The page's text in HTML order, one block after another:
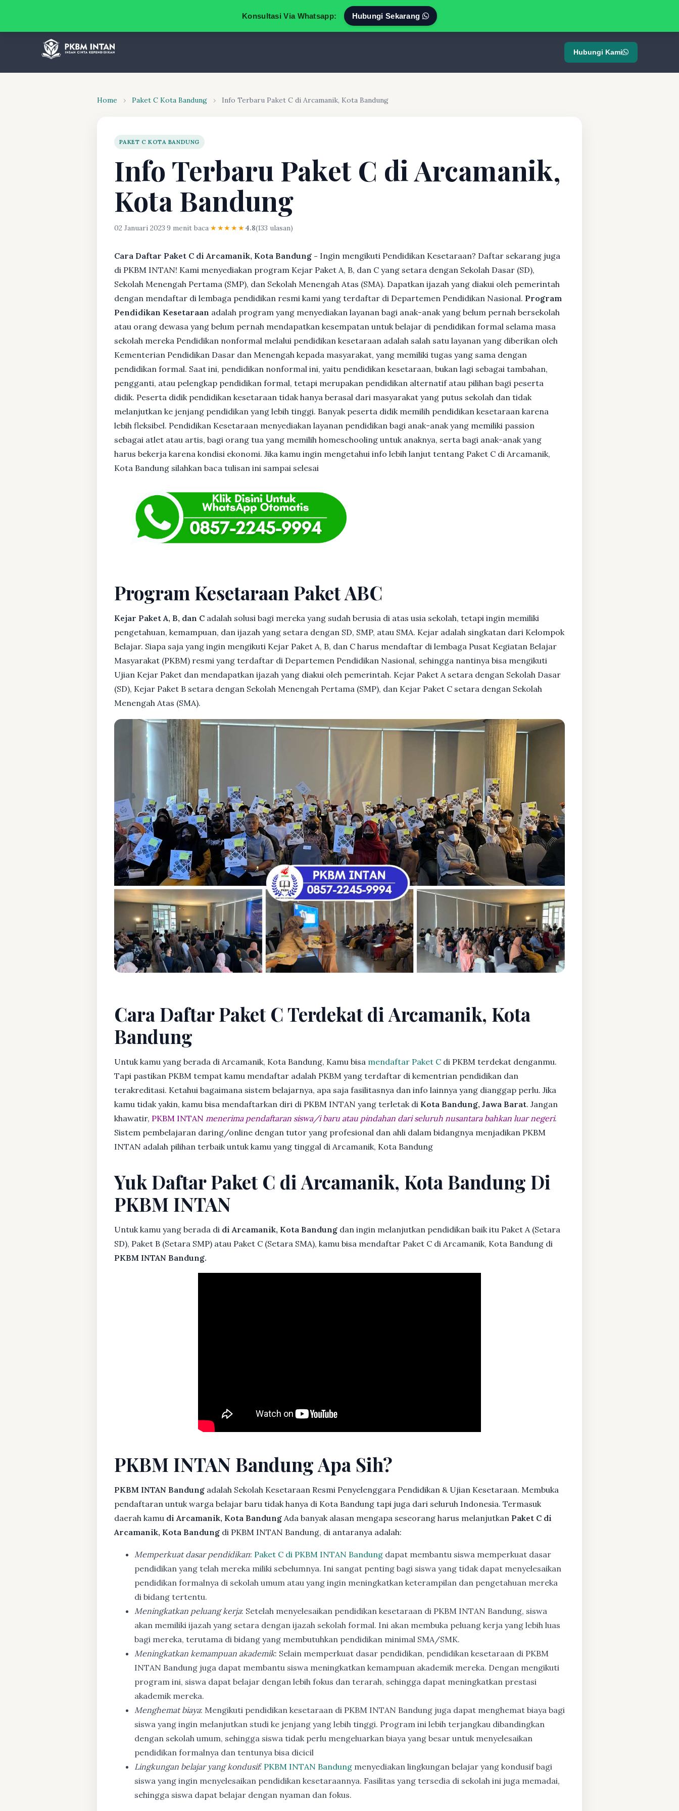
Konsultasi Via Whatsapp: Hubungi Sekarang
Hubungi Kami
Home › Paket C Kota Bandung › Info Terbaru Paket C di Arcamanik, Kota Bandung
PAKET C KOTA BANDUNG
Info Terbaru Paket C di Arcamanik,
Kota Bandung
02 Januari 2023·9 menit baca·★★★★★4.8(133 ulasan)
Cara Daftar Paket C di Arcamanik, Kota Bandung - Ingin mengikuti Pendidikan Kesetaraan? Daftar sekarang juga
di PKBM INTAN! Kami menyediakan program Kejar Paket A, B, dan C yang setara dengan Sekolah Dasar (SD),
Sekolah Menengah Pertama (SMP), dan Sekolah Menengah Atas (SMA). Dapatkan ijazah yang diakui oleh pemerintah
dengan mendaftar di lembaga pendidikan resmi kami yang terdaftar di Departemen Pendidikan Nasional. Program
Pendidikan Kesetaraan adalah program yang menyediakan layanan bagi anak-anak yang belum pernah bersekolah
atau orang dewasa yang belum pernah mendapatkan kesempatan untuk belajar di pendidikan formal selama masa
sekolah mereka Pendidikan nonformal melalui pendidikan kesetaraan adalah salah satu layanan yang diberikan oleh
Kementerian Pendidikan Dasar dan Menengah kepada masyarakat, yang memiliki tugas yang sama dengan
pendidikan formal. Saat ini, pendidikan nonformal ini, yaitu pendidikan kesetaraan, bukan lagi sebagai tambahan,
pengganti, atau pelengkap pendidikan formal, tetapi merupakan pendidikan alternatif atau pilihan bagi peserta
didik. Peserta didik pendidikan kesetaraan tidak hanya berasal dari masyarakat yang putus sekolah dan tidak
melanjutkan ke jenjang pendidikan yang lebih tinggi. Banyak peserta didik memilih pendidikan kesetaraan karena
lebih fleksibel. Pendidikan Kesetaraan menyediakan layanan pendidikan bagi anak-anak yang memiliki passion
sebagai atlet atau artis, bagi orang tua yang memilih homeschooling untuk anaknya, serta bagi anak-anak yang
harus bekerja karena kondisi ekonomi. Jika kamu ingin mengetahui info lebih lanjut tentang Paket C di Arcamanik,
Kota Bandung silahkan baca tulisan ini sampai selesai
Program Kesetaraan Paket ABC
Kejar Paket A, B, dan C adalah solusi bagi mereka yang sudah berusia di atas usia sekolah, tetapi ingin memiliki
pengetahuan, kemampuan, dan ijazah yang setara dengan SD, SMP, atau SMA. Kejar adalah singkatan dari Kelompok
Belajar. Siapa saja yang ingin mengikuti Kejar Paket A, B, dan C harus mendaftar di lembaga Pusat Kegiatan Belajar
Masyarakat (PKBM) resmi yang terdaftar di Departemen Pendidikan Nasional, sehingga nantinya bisa mengikuti
Ujian Kejar Paket dan mendapatkan ijazah yang diakui oleh pemerintah. Kejar Paket A setara dengan Sekolah Dasar
(SD), Kejar Paket B setara dengan Sekolah Menengah Pertama (SMP), dan Kejar Paket C setara dengan Sekolah
Menengah Atas (SMA).
Cara Daftar Paket C Terdekat di Arcamanik, Kota
Bandung
Untuk kamu yang berada di Arcamanik, Kota Bandung, Kamu bisa mendaftar Paket C di PKBM terdekat denganmu.
Tapi pastikan PKBM tempat kamu mendaftar adalah PKBM yang terdaftar di kementrian pendidikan dan
terakreditasi. Ketahui bagaimana sistem belajarnya, apa saja fasilitasnya dan info lainnya yang dianggap perlu. Jika
kamu tidak yakin, kamu bisa mendaftarkan diri di PKBM INTAN yang terletak di Kota Bandung, Jawa Barat. Jangan
khawatir, PKBM INTAN menerima pendaftaran siswa/i baru atau pindahan dari seluruh nusantara bahkan luar negeri.
Sistem pembelajaran daring/online dengan tutor yang profesional dan ahli dalam bidangnya menjadikan PKBM
INTAN adalah pilihan terbaik untuk kamu yang tinggal di Arcamanik, Kota Bandung
Yuk Daftar Paket C di Arcamanik, Kota Bandung Di
PKBM INTAN
Untuk kamu yang berada di di Arcamanik, Kota Bandung dan ingin melanjutkan pendidikan baik itu Paket A (Setara
SD), Paket B (Setara SMP) atau Paket C (Setara SMA), kamu bisa mendaftar Paket C di Arcamanik, Kota Bandung di
PKBM INTAN Bandung.
PKBM INTAN Bandung Apa Sih?
PKBM INTAN Bandung adalah Sekolah Kesetaraan Resmi Penyelenggara Pendidikan & Ujian Kesetaraan. Membuka
pendaftaran untuk warga belajar baru tidak hanya di Kota Bandung tapi juga dari seluruh Indonesia. Termasuk
daerah kamu di Arcamanik, Kota Bandung Ada banyak alasan mengapa seseorang harus melanjutkan Paket C di
Arcamanik, Kota Bandung di PKBM INTAN Bandung, di antaranya adalah:
Memperkuat dasar pendidikan: Paket C di PKBM INTAN Bandung dapat membantu siswa memperkuat dasar
pendidikan yang telah mereka miliki sebelumnya. Ini sangat penting bagi siswa yang tidak dapat menyelesaikan
pendidikan formalnya di sekolah umum atau yang ingin meningkatkan keterampilan dan pengetahuan mereka
di bidang tertentu.
Meningkatkan peluang kerja: Setelah menyelesaikan pendidikan kesetaraan di PKBM INTAN Bandung, siswa
akan memiliki ijazah yang setara dengan ijazah sekolah formal. Ini akan membuka peluang kerja yang lebih luas
bagi mereka, terutama di bidang yang membutuhkan pendidikan minimal SMA/SMK.
Meningkatkan kemampuan akademik: Selain memperkuat dasar pendidikan, pendidikan kesetaraan di PKBM
INTAN Bandung juga dapat membantu siswa meningkatkan kemampuan akademik mereka. Dengan mengikuti
program ini, siswa dapat belajar dengan lebih fokus dan terarah, sehingga dapat meningkatkan prestasi
akademik mereka.
Menghemat biaya: Mengikuti pendidikan kesetaraan di PKBM INTAN Bandung juga dapat menghemat biaya bagi
siswa yang ingin melanjutkan studi ke jenjang yang lebih tinggi. Program ini lebih terjangkau dibandingkan
dengan sekolah umum, sehingga siswa tidak perlu mengeluarkan biaya yang besar untuk menyelesaikan
pendidikan formalnya dan tentunya bisa dicicil
Lingkungan belajar yang kondusif: PKBM INTAN Bandung menyediakan lingkungan belajar yang kondusif bagi
siswa yang ingin menyelesaikan pendidikan kesetaraannya. Fasilitas yang tersedia di sekolah ini juga memadai,
sehingga siswa dapat belajar dengan nyaman dan fokus.